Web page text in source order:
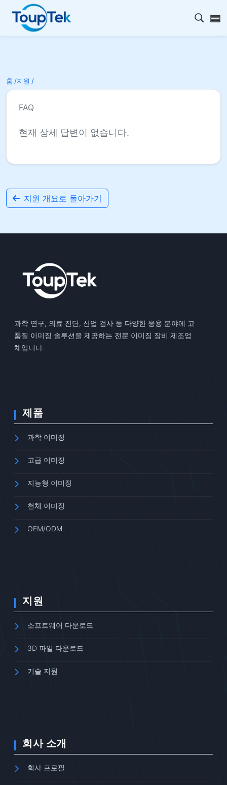
검색
홈 /지원 /
FAQ
현재 상세 답변이 없습니다.
지원 개요로 돌아가기
과학 연구, 의료 진단, 산업 검사 등 다양한 응용 분야에 고
품질 이미징 솔루션을 제공하는 전문 이미징 장비 제조업
체입니다.
제품
과학 이미징
고급 이미징
지능형 이미징
천체 이미징
OEM/ODM
지원
소프트웨어 다운로드
3D 파일 다운로드
기술 지원
회사 소개
회사 프로필